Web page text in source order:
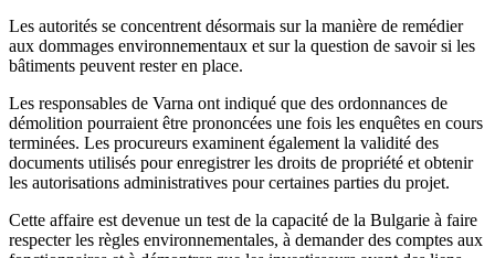
Les autorités se concentrent désormais sur la manière de remédier
aux dommages environnementaux et sur la question de savoir si les
bâtiments peuvent rester en place.
Les responsables de Varna ont indiqué que des ordonnances de
démolition pourraient être prononcées une fois les enquêtes en cours
terminées. Les procureurs examinent également la validité des
documents utilisés pour enregistrer les droits de propriété et obtenir
les autorisations administratives pour certaines parties du projet.
Cette affaire est devenue un test de la capacité de la Bulgarie à faire
respecter les règles environnementales, à demander des comptes aux